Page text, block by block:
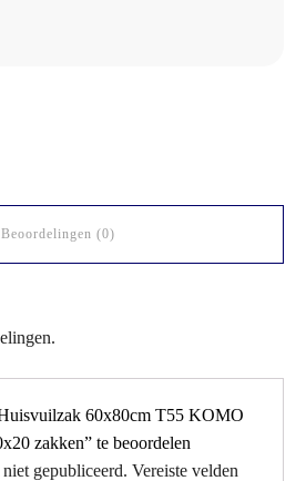
Beoordelingen (0)
60x80cm T55 KOMO
zakken” te beoordelen
gepubliceerd. Vereiste velden